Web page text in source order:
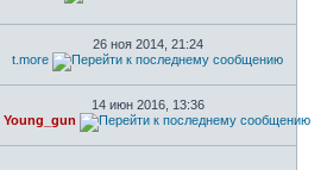
26 ноя 2014, 21:24
t.more
14 июн 2016, 13:36
Young_gun